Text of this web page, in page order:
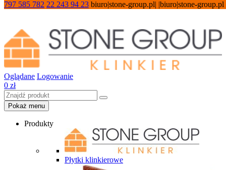
797 585 782 22 243 94 23 biuro|stone-group.pl| |biuro|stone-group.pl
Oglądane Logowanie
0 zł
Pokaż menu
Produkty
Płytki klinkierowe